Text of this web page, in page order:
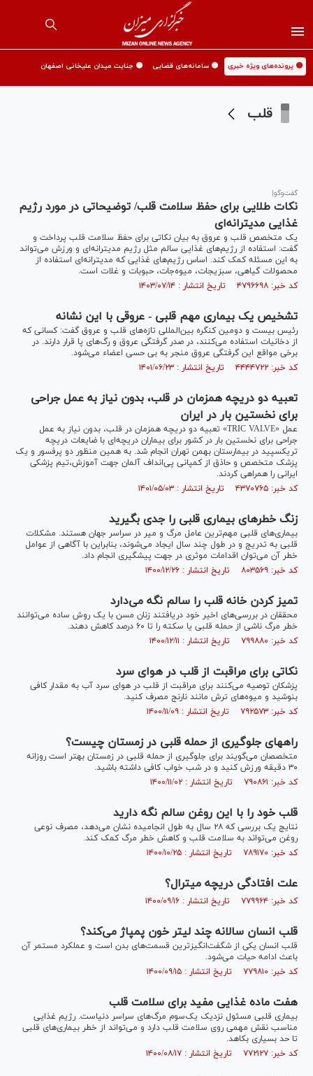
🟡 پرونده‌های ویژه خبری 🟡 سامانه‌های قضایی 🟡 جنایت میدان علیخانی اصفهان
قلب
گفت‌وگو|
نکات طلایی برای حفظ سلامت قلب/ توضیحاتی در مورد رژیم
غذایی مدیترانه‌ای
یک متخصص قلب و عروق به بیان نکاتی برای حفظ سلامت قلب پرداخت و
گفت: استفاده از رژیم‌های غذایی سالم مثل رژیم مدیترانه‌ای و ورزش می‌تواند
به این مسئله کمک کند. اساس رژیم‌های غذایی که مدیترانه‌ای استفاده از
محصولات گیاهی، سبزیجات، میوه‌جات، حبوبات و غلات است.
کد خبر: ۴۷۹۶۶۹۸ تاریخ انتشار : ۱۴۰۳/۰۷/۱۴
تشخیص یک بیماری مهم قلبی - عروقی با این نشانه
رئیس بیست و دومین کنگره بین‌المللی تازه‌های قلب و عروق گفت: کسانی که
از دخانیات استفاده می‌کنند، در صدر گرفتگی عروق و رگ‌های پا قرار دارند. در
برخی مواقع این گرفتگی عروق منجر به بی حسی اعضاء می‌شود.
کد خبر: ۴۴۴۴۷۲۲ تاریخ انتشار : ۱۴۰۱/۰۶/۲۳
تعبیه دو دریچه همزمان در قلب، بدون نیاز به عمل جراحی
برای نخستین بار در ایران
عمل «TRIC VALVE» تعبیه دو دریچه همزمان در قلب، بدون نیاز به عمل
جراحی برای نخستین بار در کشور برای بیماران دریچه‌ای با ضایعات دریچه
تریکسپید در بیمارستان بهمن تهران انجام شد. به همین منظور دو پرفسور و یک
پزشک متخصص و حاذق از کمپانی پی‌انداف آلمان جهت آموزش،تیم پزشکی
ایرانی را همراهی کردند.
کد خبر: ۴۳۷۰۷۶۵ تاریخ انتشار : ۱۴۰۱/۰۵/۰۳
زنگ خطر‌های بیماری قلبی را جدی بگیرید
بیماری‌های قلبی مهم‌ترین عامل مرگ و میر در سراسر جهان هستند. مشکلات
قلبی به تدریج و در طول چند سال ایجاد می‌شوند، بنابراین با آگاهی از عوامل
خطر آن می‌توان اقدامات موثری در جهت پیشگیری انجام داد.
کد خبر: ۸۰۳۵۶۹ تاریخ انتشار : ۱۴۰۰/۱۲/۲۶
تمیز کردن خانه قلب را سالم نگه می‌دارد
محققان در بررسی‌های اخیر خود دریافتند زنان مسن با یک روش ساده می‌توانند
خطر مرگ ناشی از حمله قلبی یا سکته را تا ۶۰ درصد کاهش دهند.
کد خبر: ۷۹۹۸۸۰ تاریخ انتشار : ۱۴۰۰/۱۲/۱۱
نکاتی برای مراقبت از قلب در هوای سرد
پزشکان توصیه می‌کنند برای مراقبت از قلب در هوای سرد آب به مقدار کافی
بنوشید و میوه‌های ترش مانند نارنج مصرف کنید.
کد خبر: ۷۹۲۵۷۳ تاریخ انتشار : ۱۴۰۰/۱۱/۰۹
راه‎های جلوگیری از حمله قلبی در زمستان چیست؟
متخصصان می‌گویند برای جلوگیری از حمله قلبی در زمستان بهتر است روزانه
۳۰ دقیقه ورزش کنید و در شب خواب کافی داشته باشید.
کد خبر: ۷۹۰۸۶۱ تاریخ انتشار : ۱۴۰۰/۱۱/۰۲
قلب خود را با این روغن سالم نگه دارید
نتایج یک بررسی که ۲۸ سال به طول انجامیده نشان می‌دهد، مصرف نوعی
روغن می‌تواند به سلامت قلب و کاهش خطر مرگ کمک کند.
کد خبر: ۷۸۹۱۷۰ تاریخ انتشار : ۱۴۰۰/۱۰/۲۵
علت افتادگی دریچه میترال؟
کد خبر: ۷۷۹۹۶۴ تاریخ انتشار : ۱۴۰۰/۰۹/۱۶
قلب انسان سالانه چند لیتر خون پمپاژ می‌کند؟
قلب انسان یکی از شگفت‌انگیزترین قسمت‌های بدن است و عملکرد مستمر آن
باعث ادامه حیات می‌شود.
کد خبر: ۷۷۹۸۱۰ تاریخ انتشار : ۱۴۰۰/۰۹/۱۵
هفت ماده غذایی مفید برای سلامت قلب
بیماری قلبی مسئول نزدیک یک‌سوم مرگ‌های سراسر دنیاست. رژیم غذایی
مناسب نقش مهمی روی سلامت قلب دارد و می‌تواند از خطر بیماری‌های قلبی
تا حد بسیاری بکاهد.
کد خبر: ۷۷۲۱۲۷ تاریخ انتشار : ۱۴۰۰/۰۸/۱۷